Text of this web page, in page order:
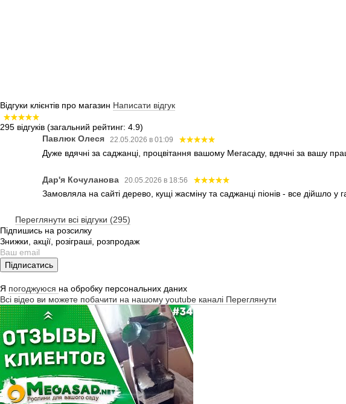
Відгуки клієнтів про магазин Написати відгук
295 відгуків (загальний рейтинг: 4.9)
Павлюк Олеся
22.05.2026 в 01:09
Дуже вдячні за саджанці, процвітання вашому Мегасаду, вдячні за вашу
Дар'я Кочуланова 20.05.2026 в 18:56
Замовляла на сайті дерево, кущі жасміну та саджанці піонів - все
Переглянути всі відгуки (295)
Підпишись на розсилку
Знижки, акції, розіграші, розпродаж
Підписатись
Я погоджуюся на обробку персональних даних
Всі відео ви можете побачити на нашому youtube каналі Переглянути